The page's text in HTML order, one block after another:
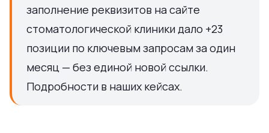
заполнение реквизитов на сайте
стоматологической клиники дало +23
позиции по ключевым запросам за один
месяц — без единой новой ссылки.
Подробности в наших кейсах.